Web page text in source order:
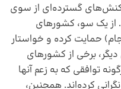
گسترده‌ای از سوی
از یک سو، کشورهای
حمایت کرده و خواستار
برخی از کشورهای
توافقی که به زعم آنها
کرده‌اند. همچنین،